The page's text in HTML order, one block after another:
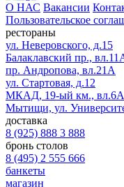
О НАС Вакансии
Пользовательское
рестораны
ул. Неверовского, д.15
Балаклавский пр.,
пр. Андропова, вл.21А
ул. Стартовая, д.12
МКАД, 19-ый км., вл.6А
Мытищи, ул.
доставка
8 (925) 888 3 888
бронь столов
8 (495) 2 555 666
банкеты
магазин